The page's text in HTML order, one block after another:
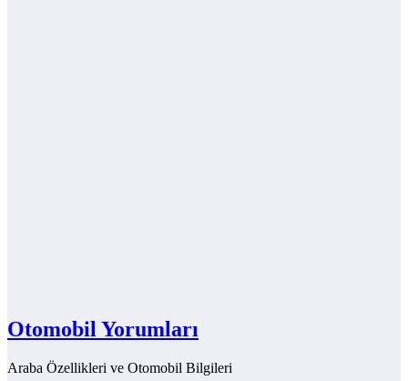
Otomobil Yorumları
Araba Özellikleri ve Otomobil Bilgileri